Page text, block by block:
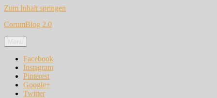
Zum Inhalt springen
CorumBlog 2.0
Menü
Facebook
Instagram
Pinterest
Google+
Twitter